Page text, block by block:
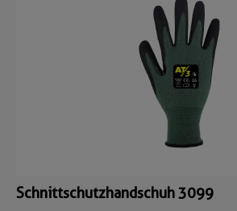
Schnittschutzhandschuh 3099